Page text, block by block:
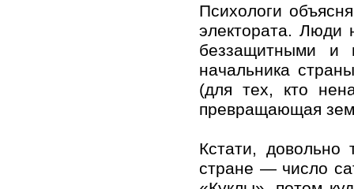
Психологи
электората. Люди
беззащитными и
начальника
(для тех, кто
превращающая
Кстати, довольно
стране — число